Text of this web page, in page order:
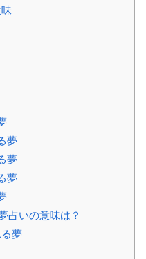
夢
夢
夢
占いの意味は？
夢